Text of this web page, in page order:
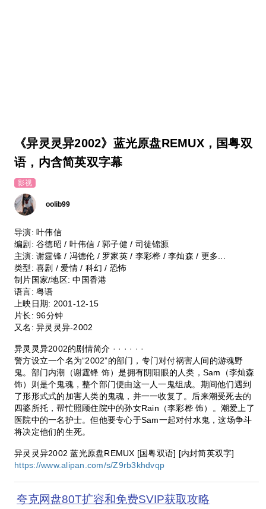
《异灵灵异2002》蓝光原盘REMUX，国粤双
语，内含简英双字幕
影视
oolib99
导演: 叶伟信
编剧: 谷德昭 / 叶伟信 / 郭子健 / 司徒锦源
主演: 谢霆锋 / 冯德伦 / 罗家英 / 李彩桦 / 李灿森 / 更多...
类型: 喜剧 / 爱情 / 科幻 / 恐怖
制片国家/地区: 中国香港
语言: 粤语
上映日期: 2001-12-15
片长: 96分钟
又名: 异灵灵异-2002
异灵灵异2002的剧情简介 · · · · · ·
警方设立一个名为“2002”的部门，专门对付祸害人间的游魂野
鬼。部门内潮（谢霆锋 饰）是拥有阴阳眼的人类，Sam（李灿森
饰）则是个鬼魂，整个部门便由这一人一鬼组成。期间他们遇到
了形形式式的加害人类的鬼魂，并一一收复了。后来潮受死去的
四婆所托，帮忙照顾住院中的孙女Rain（李彩桦 饰）。潮爱上了
医院中的一名护士。但他要专心于Sam一起对付水鬼，这场争斗
将决定他们的生死。
异灵灵异2002 蓝光原盘REMUX [国粤双语] [内封简英双字]
https://www.alipan.com/s/Z9rb3khdvqp
夸克网盘80T扩容和免费SVIP获取攻略